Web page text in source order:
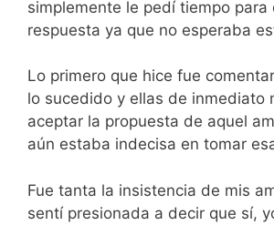
simplemente le pedí tiempo para
respuesta ya que no esperaba
Lo primero que hice fue
lo sucedido y ellas de inmediato
aceptar la propuesta de aquel
aún estaba indecisa en tomar
Fue tanta la insistencia de mis
sentí presionada a decir que sí,